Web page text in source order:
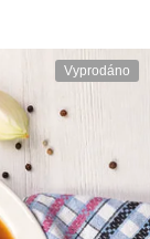
Vyprodáno